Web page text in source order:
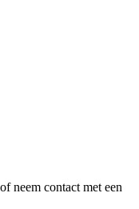
Alles wissen Gereed
neem contact met een